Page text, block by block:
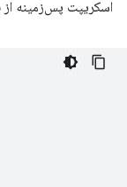
اسکریپت پس‌زمینه